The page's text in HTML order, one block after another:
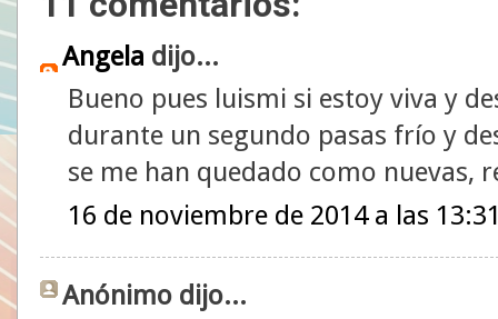
Angela dijo...
Bueno pues luismi si estoy viva y
durante un segundo pasas frío y
se me han quedado como nuevas,
16 de noviembre de 2014 a las
Anónimo dijo...